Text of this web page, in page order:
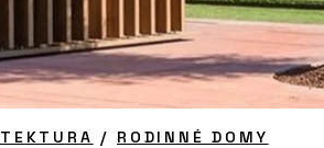
/ RODINNÉ DOMY